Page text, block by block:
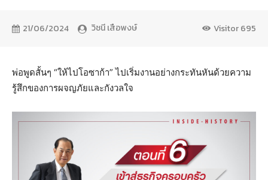
21/06/2024 วิชนี เสือพงษ์ Visitor695
พ่อพูดสั้นๆ “ให้ไปโอซาก้า” ไปเริ่มงานอย่างกระทันหันด้วยความ
รู้สึกของการผจญภัยและกังวลใจ